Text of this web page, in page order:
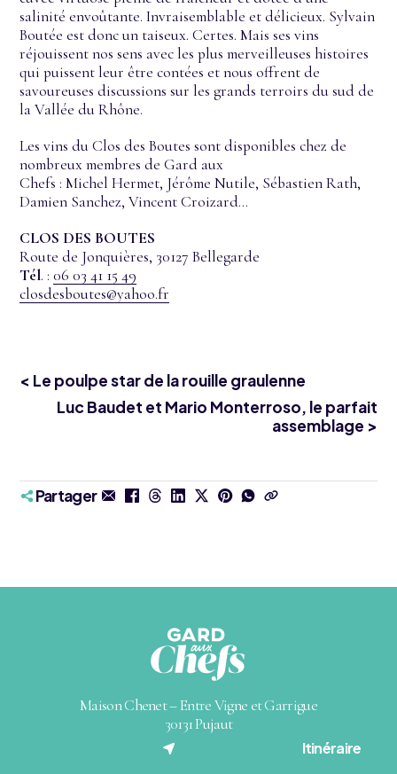
salinité envoûtante. Invraisemblable et délicieux. Sylvain
Boutée est donc un taiseux. Certes. Mais ses vins
réjouissent nos sens avec les plus merveilleuses histoires
qui puissent leur être contées et nous offrent de
savoureuses discussions sur les grands terroirs du sud de
la Vallée du Rhône.
Les vins du Clos des Boutes sont disponibles chez de
nombreux membres de Gard aux
Chefs : Michel Hermet, Jérôme Nutile, Sébastien Rath,
Damien Sanchez, Vincent Croizard…
CLOS DES BOUTES
Route de Jonquières, 30127 Bellegarde
Tél. :06 03 41 15 49
closdesboutes@yahoo.fr
< Le poulpe star de la rouille graulenne
Luc Baudet et Mario Monterroso, le parfait
assemblage >
Partager
Maison Chenet – Entre Vigne et Garrigue
30131 Pujaut
Itinéraire